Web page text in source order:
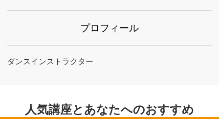
プロフィール
ダンスインストラクター